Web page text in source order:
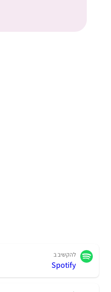
להקשיב ב
Spotify